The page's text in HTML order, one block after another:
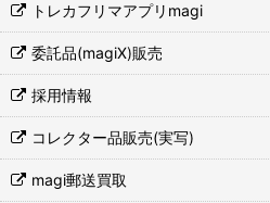
トレカフリマアプリmagi
委託品(magiX)販売
採用情報
コレクター品販売(実写)
magi郵送買取